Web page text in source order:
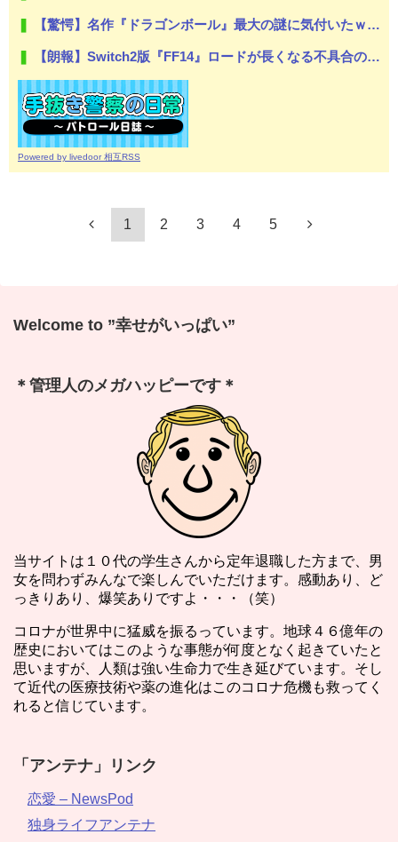
【驚愕】名作『ドラゴンボール』最大の謎に気付いたｗｗｗｗ『ドラゴンボール』唯一にして最大の謎がこちら…凄すぎる…
【朗報】Switch2版『FF14』ロードが長くなる不具合の修正パッチを本日配信
Powered by livedoor 相互RSS
1 2 3 4 5
Welcome to ”幸せがいっぱい”
＊管理人のメガハッピーです＊
当サイトは１０代の学生さんから定年退職した方まで、男
女を問わずみんなで楽しんでいただけます。感動あり、ど
っきりあり、爆笑ありですよ・・・（笑）
コロナが世界中に猛威を振るっています。地球４６億年の
歴史においてはこのような事態が何度となく起きていたと
思いますが、人類は強い生命力で生き延びています。そし
て近代の医療技術や薬の進化はこのコロナ危機も救ってく
れると信じています。
「アンテナ」リンク
恋愛 – NewsPod
独身ライフアンテナ